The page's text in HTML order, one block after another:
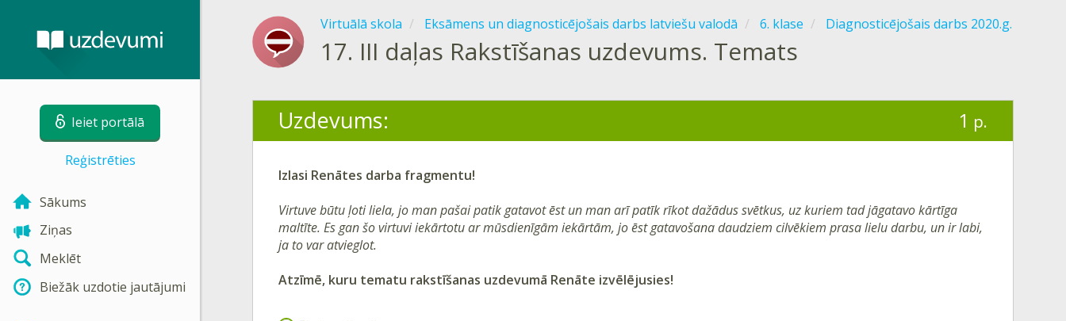
Ieiet portālā
Reģistrēties
Sākums
Ziņas
Meklēt
Biežāk uzdotie jautājumi
Virtuālā skola Eksāmens un diagnosticējošais darbs latviešu valodā 6. klase Diagnosticējošais darbs 2020.g.
17. III daļas Rakstīšanas uzdevums. Temats
Uzdevums: 1 p.
Izlasi Renātes darba fragmentu!
Virtuve būtu ļoti liela, jo man pašai patik gatavot ēst un man arī patīk rīkot dažādus svētkus, uz kuriem tad jāgatavo kārtīga
maltīte. Es gan šo virtuvi iekārtotu ar mūsdienīgām iekārtām, jo ēst gatavošana daudziem cilvēkiem prasa lielu darbu, un ir labi,
ja to var atvieglot.
Atzīmē, kuru tematu rakstīšanas uzdevumā Renāte izvēlējusies!